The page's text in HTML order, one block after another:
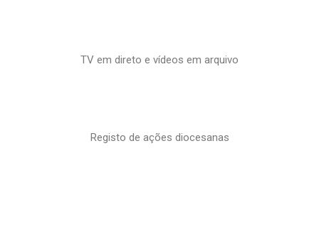
TV em direto e vídeos em arquivo
Registo de ações diocesanas